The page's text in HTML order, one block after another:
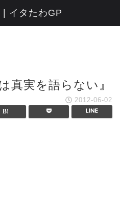
真実を語らない』
2012-06-02
| イタたわGP